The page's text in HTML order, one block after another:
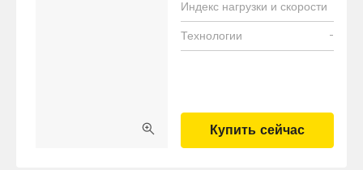
Индекс нагрузки и скорости
Технологии -
Купить сейчас